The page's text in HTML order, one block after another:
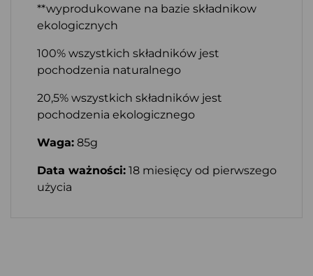
**wyprodukowane na bazie składnikow
ekologicznych
100% wszystkich składników jest
pochodzenia naturalnego
20,5% wszystkich składników jest
pochodzenia ekologicznego
Waga: 85g
Data ważności: 18 miesięcy od pierwszego
użycia